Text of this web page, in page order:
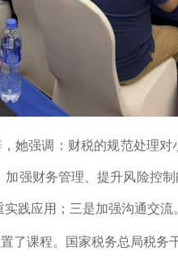
她强调：财税的规范处理
强财务管理、提升风险控
践应用；三是加强沟通交流
了课程。国家税务总局税